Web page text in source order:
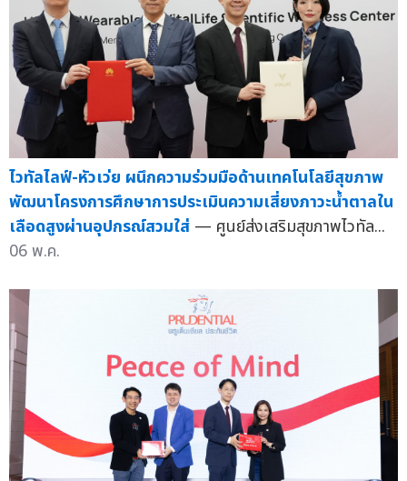
ไวทัลไลฟ์-หัวเว่ย ผนึกความร่วมมือด้านเทคโนโลยีสุขภาพ
พัฒนาโครงการศึกษาการประเมินความเสี่ยงภาวะน้ำตาลใน
เลือดสูงผ่านอุปกรณ์สวมใส่ — ศูนย์ส่งเสริมสุขภาพไวทัล...
06 พ.ค.